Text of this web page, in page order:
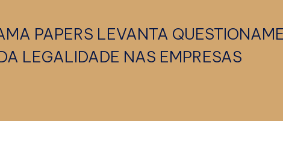
PAPERS LEVANTA
LEGALIDADE NAS EMPRESAS